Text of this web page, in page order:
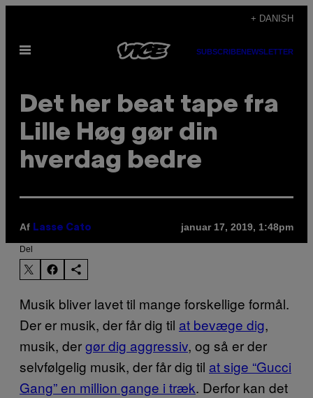
indhold
+ DANISH
Åbn
SUBSCRIBENEWSLETTER
Det her beat tape fra
Lille Høg gør din
hverdag bedre
Af Lasse Cato januar 17, 2019, 1:48pm
Del
Musik bliver lavet til mange forskellige formål.
Der er musik, der får dig til at bevæge dig,
musik, dergør dig aggressiv, og så er der
selvfølgelig musik, der får dig til at sige “Gucci
Gang” en million gange i træk. Derfor kan det